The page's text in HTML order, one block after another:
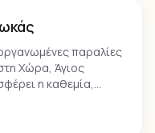
παραλίες
Χώρα, Άγιος
η καθεμία,